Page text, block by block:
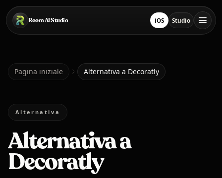
Salta al contenuto principale
Room AI Studio
Pagina iniziale iOSScarica su App Store
StudioApri Studio
Room AI Studio
Lingua
Italiano
Pagina iniziale Alternativa a Decoratly
Alternativa
Alternativa a
Decoratly